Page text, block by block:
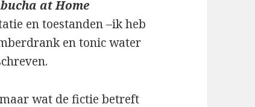
at Home
en toestanden –ik heb
en tonic water
wat de fictie betreft